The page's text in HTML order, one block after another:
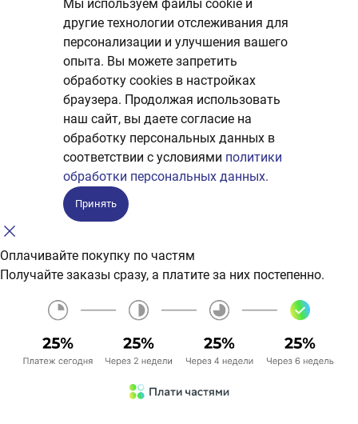
Мы используем файлы cookie и
другие технологии отслеживания для
персонализации и улучшения вашего
опыта. Вы можете запретить
обработку сookies в настройках
браузера. Продолжая использовать
наш сайт, вы даете согласие на
обработку персональных данных в
соответствии с условиями политики
обработки персональных данных.
Принять
Оплачивайте покупку по частям
Получайте заказы сразу, а платите за них постепенно.